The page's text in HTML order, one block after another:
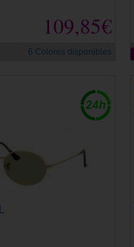
109,85€
6 Colores disponibles